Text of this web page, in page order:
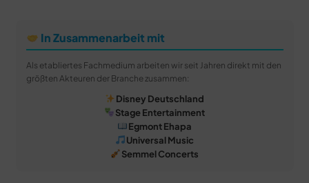
In Zusammenarbeit mit
Als etabliertes Fachmedium arbeiten wir seit Jahren direkt mit den
größten Akteuren der Branche zusammen:
Disney Deutschland
Stage Entertainment
Egmont Ehapa
Universal Music
Semmel Concerts